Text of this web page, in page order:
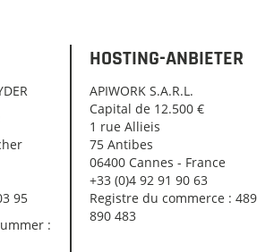
95
:
HOSTING-ANBIETER
APIWORK S.A.R.L.
Capital de 12.500 €
1 rue Allieis
75 Antibes
06400 Cannes - France
+33 (0)4 92 91 90 63
Registre du commerce : 489
890 483